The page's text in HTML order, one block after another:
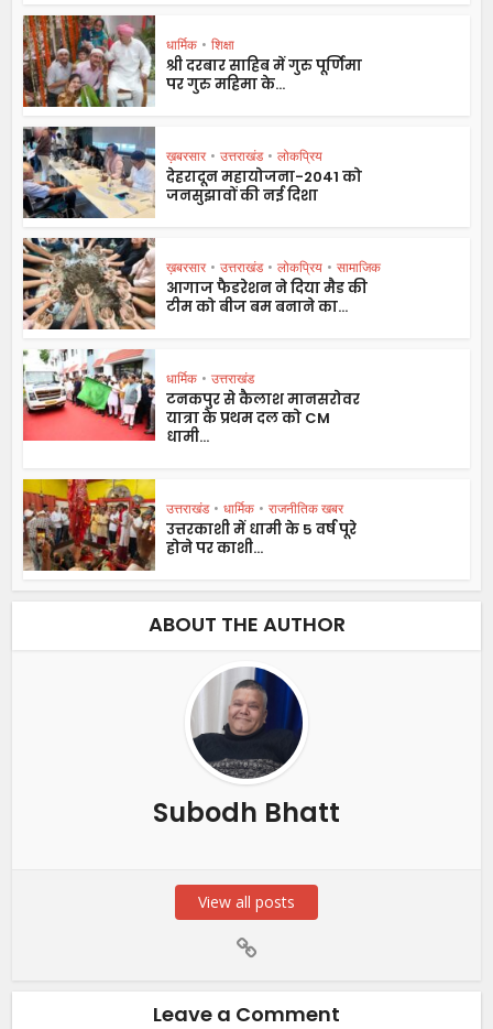
धार्मिक • शिक्षा
श्री दरबार साहिब में गुरु पूर्णिमा
पर गुरु महिमा के...
ख़बरसार • उत्तराखंड • लोकप्रिय
देहरादून महायोजना-2041 को
जनसुझावों की नई दिशा
ख़बरसार • उत्तराखंड • लोकप्रिय • सामाजिक
आगाज फैडरेशन ने दिया मैड की
टीम को बीज बम बनाने का...
धार्मिक • उत्तराखंड
टनकपुर से कैलाश मानसरोवर
यात्रा के प्रथम दल को CM
धामी...
उत्तराखंड • धार्मिक • राजनीतिक खबर
उत्तरकाशी में धामी के 5 वर्ष पूरे
होने पर काशी...
ABOUT THE AUTHOR
Subodh Bhatt
View all posts
Leave a Comment